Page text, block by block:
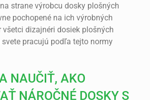
strane výrobcu dosky plošných
pochopené na ich výrobných
všetci dizajnéri dosiek plošných
pracujú podľa tejto normy
NAUČIŤ, AKO
NÁROČNÉ DOSKY S